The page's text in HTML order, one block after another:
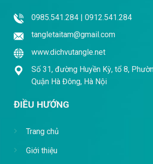
0985.541.284 | 0912.541.284
tangletaitam@gmail.com
www.dichvutangle.net
Số 31, đường Huyền Kỳ, tổ 8,
Quận Hà Đông, Hà Nội
ĐIỀU HƯỚNG
Trang chủ
Giới thiệu